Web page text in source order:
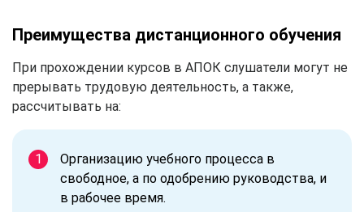
Преимущества дистанционного обучения
При прохождении курсов в АПОК слушатели могут не
прерывать трудовую деятельность, а также,
рассчитывать на:
Организацию учебного процесса в
свободное, а по одобрению руководства, и
в рабочее время.